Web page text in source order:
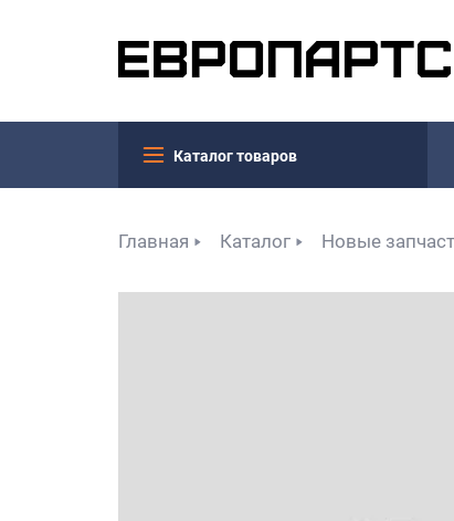
Каталог товаров
Главная Каталог Новые